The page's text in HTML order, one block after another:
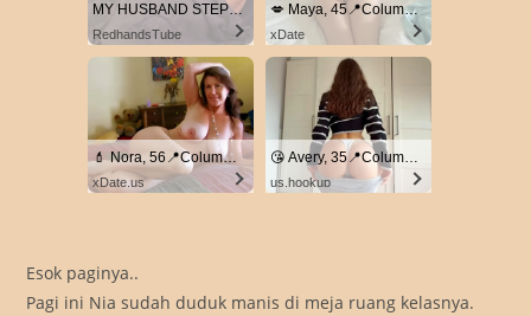
MY HUSBAND STEPSON MISTAKENLY GIVES ME IN THE ASS
RedhandsTube
💋 Maya, 45📍Columbus
xDate
💄 Nora, 56📍Columbus
xDate.us
😘 Avery, 35📍Columbus
us.hookup
Esok paginya..
Pagi ini Nia sudah duduk manis di meja ruang kelasnya.